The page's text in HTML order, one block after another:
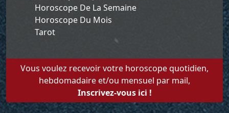
Horoscope De La Semaine
Horoscope Du Mois
Tarot
Vous voulez recevoir votre horoscope quotidien,
hebdomadaire et/ou mensuel par mail,
Inscrivez-vous ici !